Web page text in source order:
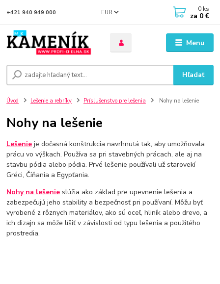
Menu
EUR
Hľadať
+421 940 949 000 0 ks
za 0 €
Úvod Lešenie a rebríky Príslušenstvo pre lešenia Nohy na lešenie
Nohy na lešenie
Lešenie je dočasná konštrukcia navrhnutá tak, aby umožňovala
prácu vo výškach. Používa sa pri stavebných prácach, ale aj na
stavbu pódia alebo pódia. Prvé lešenie používali už starovekí
Gréci, Číňania a Egypťania.
Nohy na lešenie slúžia ako základ pre upevnenie lešenia a
zabezpečujú jeho stability a bezpečnosť pri používaní. Môžu byť
vyrobené z rôznych materiálov, ako sú oceľ, hliník alebo drevo, a
ich dizajn sa môže líšiť v závislosti od typu lešenia a použitého
prostredia.